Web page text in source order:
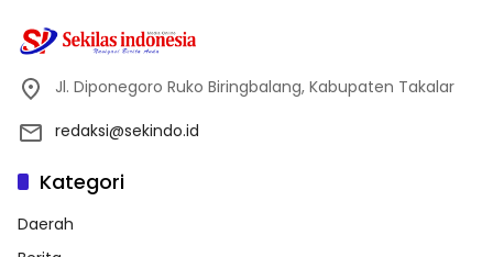
Jl. Diponegoro Ruko Biringbalang, Kabupaten Takalar
redaksi@sekindo.id
Kategori
Daerah